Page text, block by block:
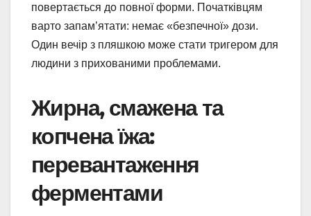
повертається до повної форми. Початківцям
варто запам’ятати: немає «безпечної» дози.
Один вечір з пляшкою може стати тригером для
людини з прихованими проблемами.
Жирна, смажена та
копчена їжа:
перевантаження
ферментами